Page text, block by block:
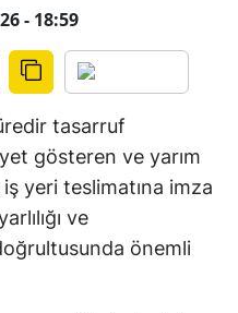
- 18:59
tasarruf
gösteren ve yarım
yeri teslimatına imza
ve
önemli